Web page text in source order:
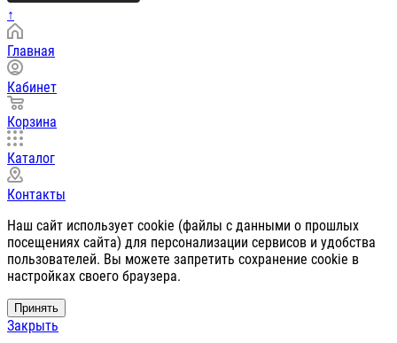
↑
Главная
Кабинет
Корзина
Каталог
Контакты
Наш сайт использует cookie (файлы с данными о прошлых
посещениях сайта) для персонализации сервисов и удобства
пользователей. Вы можете запретить сохранение cookie в
настройках своего браузера.
Принять
Закрыть